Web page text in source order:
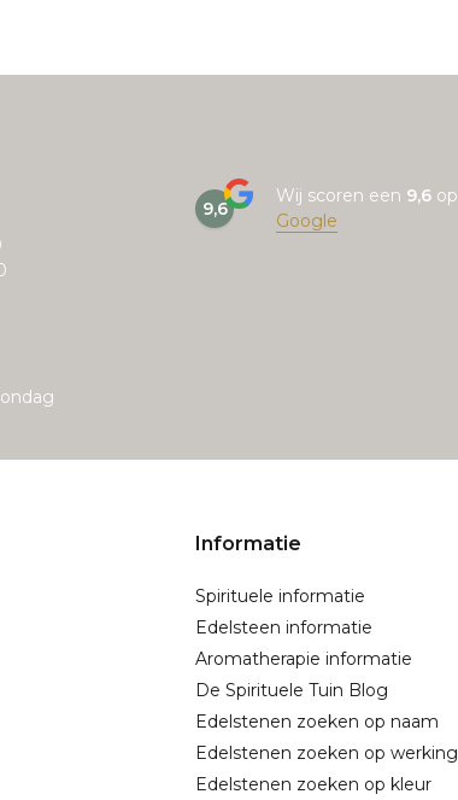
9,6
Wij scoren een 9,6 op
Google
Informatie
Spirituele informatie
Edelsteen informatie
Aromatherapie informatie
De Spirituele Tuin Blog
Edelstenen zoeken op naam
Edelstenen zoeken op werking
Edelstenen zoeken op kleur